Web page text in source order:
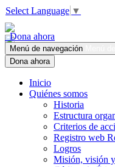
Select Language ▼
Dona ahora
Menú de navegación
Dona ahora
Inicio
Quiénes somos
Historia
Estructura
Criterios de
Registro web
Logros
Misión, visión